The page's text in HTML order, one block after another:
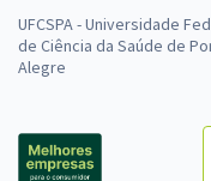
UFCSPA - Universidade
de Ciência da Saúde de
Alegre